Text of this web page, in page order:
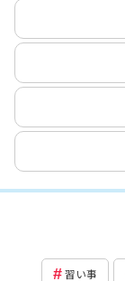
習い事